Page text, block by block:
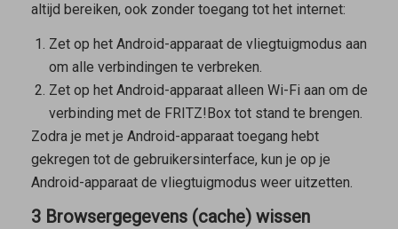
altijd bereiken, ook zonder toegang tot het internet:
Zet op het Android-apparaat de vliegtuigmodus aan
om alle verbindingen te verbreken.
Zet op het Android-apparaat alleen Wi-Fi aan om de
verbinding met de FRITZ!Box tot stand te brengen.
Zodra je met je Android-apparaat toegang hebt
gekregen tot de gebruikersinterface, kun je op je
Android-apparaat de vliegtuigmodus weer uitzetten.
3 Browsergegevens (cache) wissen